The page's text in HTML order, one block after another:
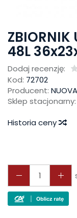
ZBIORNIK
48L
Dodaj recenzję:
Kod: 72702
Producent:
Sklep stacjonarny:
Historia ceny